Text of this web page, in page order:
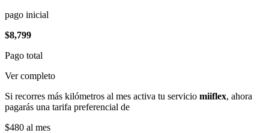
pago inicial
$8,799
Pago total
Ver completo
Si recorres más kilómetros al mes activa tu servicio miiflex, ahora
pagarás una tarifa preferencial de
$480 al mes